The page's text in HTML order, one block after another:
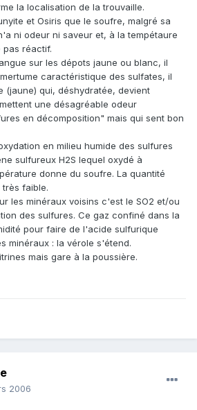
la localisation de la trouvaille.
et Osiris que le soufre, malgré sa
ni odeur ni saveur et, à la tempétaure
pas réactif.
sur les dépots jaune ou blanc, il
caractéristique des sulfates, il
(jaune) qui, déshydratée, devient
une désagréable odeur
en décomposition" mais qui sent bon
en milieu humide des sulfures
sulfureux H2S lequel oxydé à
donne du soufre. La quantité
faible.
les minéraux voisins c'est le SO2 et/ou
des sulfures. Ce gaz confiné dans la
pour faire de l'acide sulfurique
minéraux : la vérole s'étend.
mais gare à la poussière.
2006